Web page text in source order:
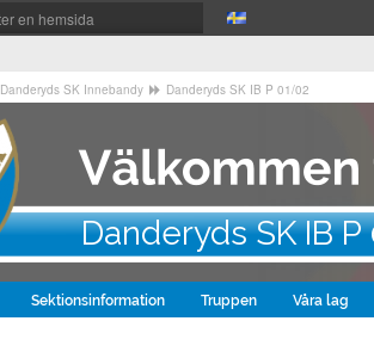
Danderyds SK Innebandy Danderyds SK IB P 01/02
Danderyds SK IB
Sektionsinformation Truppen Våra lag